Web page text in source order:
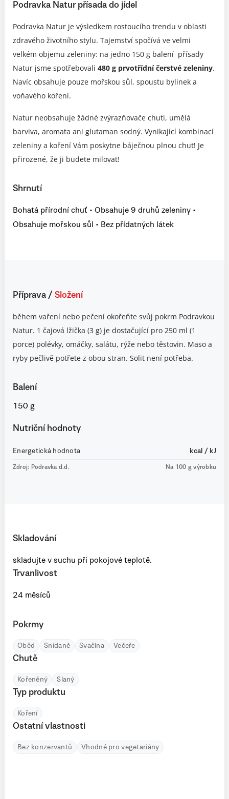
Podravka Natur přísada do jídel
Podravka Natur je výsledkem rostoucího trendu v oblasti
zdravého životního stylu. Tajemství spočívá ve velmi
velkém objemu zeleniny: na jedno 150 g balení přísady
Natur jsme spotřebovali 480 g prvotřídní čerstvé zeleniny.
Navíc obsahuje pouze mořskou sůl, spoustu bylinek a
voňavého koření.
Natur neobsahuje žádné zvýrazňovače chuti, umělá
barviva, aromata ani glutaman sodný. Vynikající kombinací
zeleniny a koření Vám poskytne báječnou plnou chuť! Je
přirozené, že ji budete milovat!
Shrnutí
Bohatá přírodní chuť • Obsahuje 9 druhů zeleniny •
Obsahuje mořskou sůl • Bez přídatných látek
Příprava / Složení
během vaření nebo pečení okořeňte svůj pokrm Podravkou
Natur. 1 čajová lžička (3 g) je dostačující pro 250 ml (1
porce) polévky, omáčky, salátu, rýže nebo těstovin. Maso a
ryby pečlivě potřete z obou stran. Solit není potřeba.
Balení
150 g
Nutriční hodnoty
Energetická hodnota kcal / kJ
Zdroj: Podravka d.d. Na 100 g výrobku
Skladování
skladujte v suchu při pokojové teplotě.
Trvanlivost
24 měsíců
Pokrmy
Oběd Snídaně Svačina Večeře
Chutě
Kořeněný Slaný
Typ produktu
Koření
Ostatní vlastnosti
Bez konzervantů Vhodné pro vegetariány